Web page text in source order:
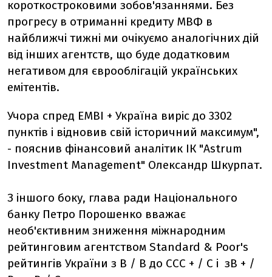
короткостроковими зобов'язаннями. Без
прогресу в отриманні кредиту МВФ в
найближчі тижні ми очікуємо аналогічних дій
від інших агентств, що буде додатковим
негативом для єврооблігацій українських
емітентів.
Учора спред EMBI + Україна виріс до 3302
пунктів і відновив свій історичний максимум",
- пояснив фінансовий аналітик ІК "Astrum
Investment Management" Олександр Шкурпат.
З іншого боку, глава ради Національного
банку Петро Порошенко вважає
необ'єктивним зниження міжнародним
рейтинговим агентством Standard & Poor's
рейтингів України з В / В до ССС + / С і зВ + /